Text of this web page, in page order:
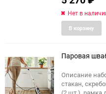
Нет в
В корзину
Паровая
Описание
стакан,